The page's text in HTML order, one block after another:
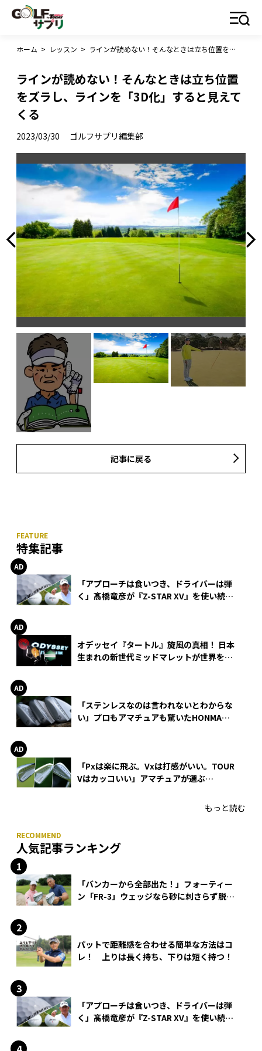
ホーム > レッスン > ラインが読めない！そんなときは立ち位置をズラし、ラインを「3D化」すると見えてくる
ラインが読めない！そんなときは立ち位置
をズラし、ラインを「3D化」すると見えて
くる
2023/03/30 ゴルフサプリ編集部
記事に戻る
特集記事
「アプローチは食いつき、ドライバーは弾
く」髙橋竜彦が『Z-STAR XV』を使い続け
オデッセイ『タートル』旋風の真相！ 日本
生まれの新世代ミッドマレットが世界を席
「ステンレスなのは言われないとわからな
い」プロもアマチュアも驚いたHONMA
「Pxは楽に飛ぶ。Vxは打感がいい。TOUR
Vはカッコいい」アマチュアが選ぶ
もっと読む
人気記事ランキング
「バンカーから全部出た！」フォーティー
ン「FR-3」ウェッジなら砂に刺さらず脱出
パットで距離感を合わせる簡単な方法はコ
レ！ 上りは長く持ち、下りは短く持つ！
「アプローチは食いつき、ドライバーは弾
く」髙橋竜彦が『Z-STAR XV』を使い続け